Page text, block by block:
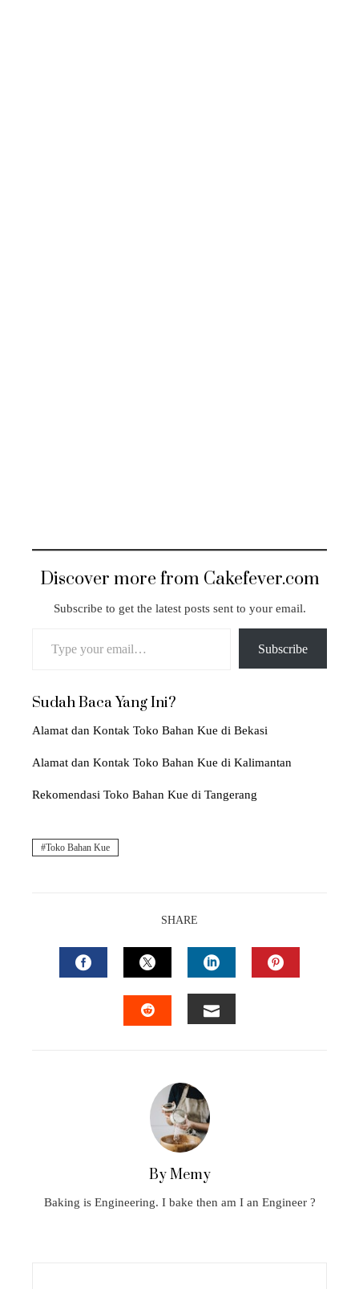
Discover more from Cakefever.com
Subscribe to get the latest posts sent to your email.
Subscribe
Sudah Baca Yang Ini?
Alamat dan Kontak Toko Bahan Kue di Bekasi
Alamat dan Kontak Toko Bahan Kue di Kalimantan
Rekomendasi Toko Bahan Kue di Tangerang
Toko Bahan Kue
SHARE
FACEBOOKTWITTERLINKEDIN
By Memy
Baking is Engineering. I bake then am I an Engineer ?